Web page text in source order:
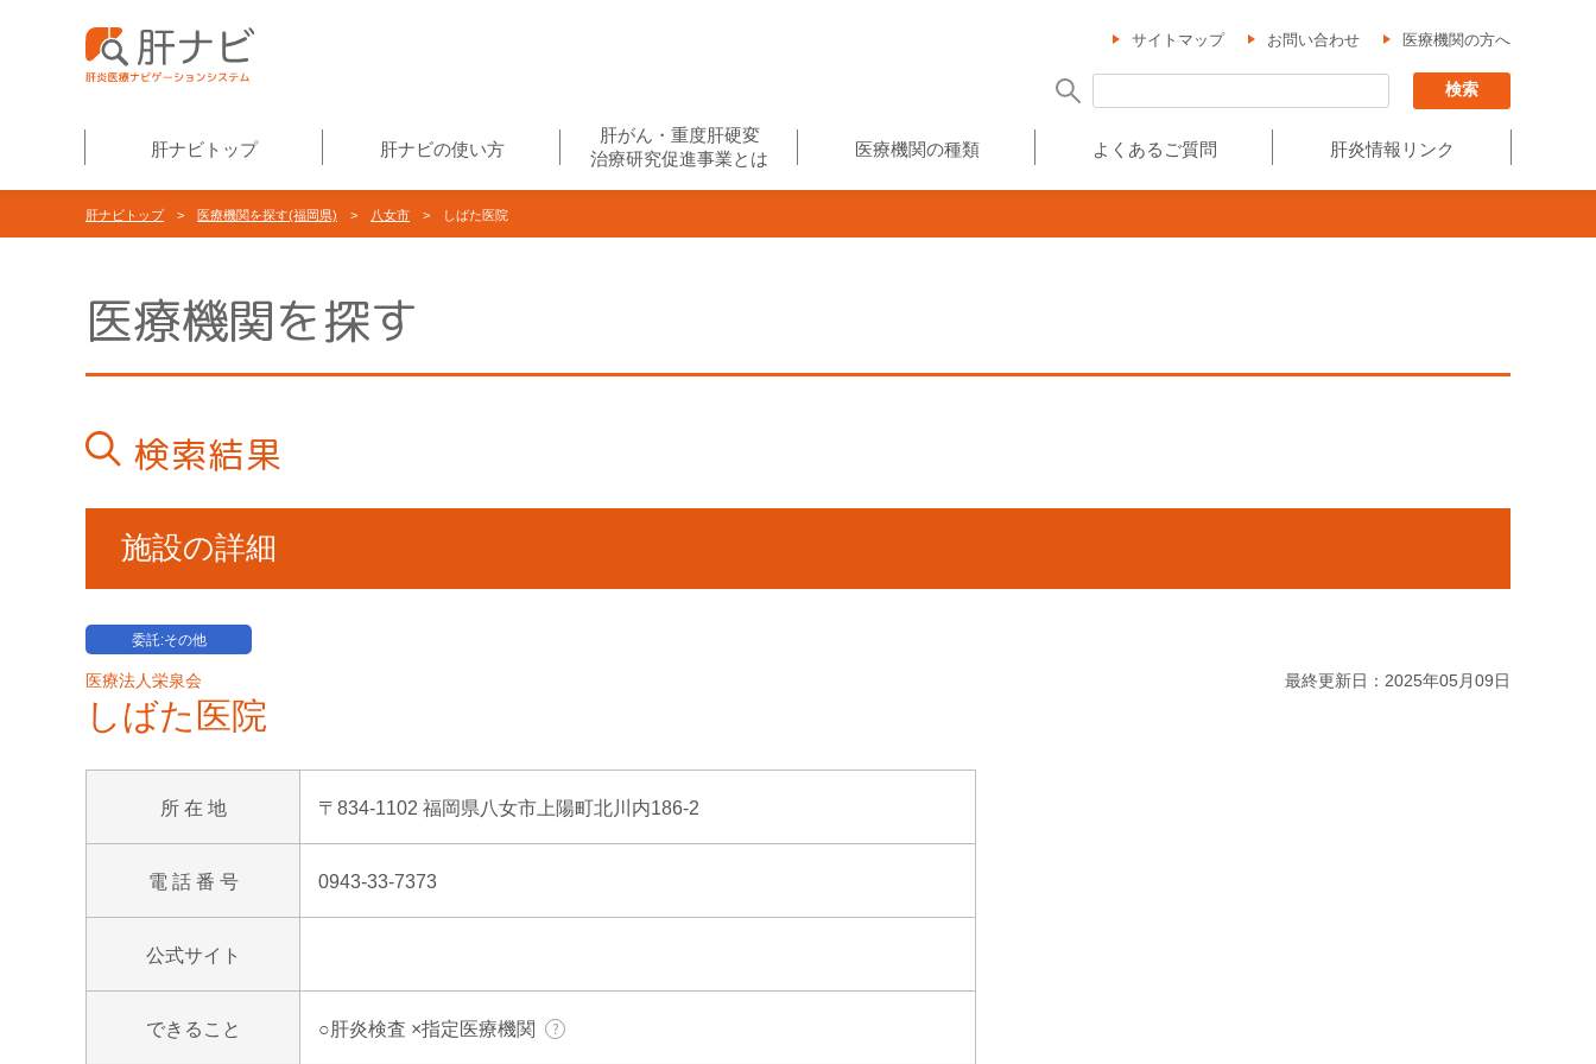
サイトマップ お問い合わせ 医療機関の方へ
肝ナビトップ 肝ナビの使い方
肝がん・重度肝硬変
治療研究促進事業とは
医療機関の種類 よくあるご質問 肝炎情報リンク
肝ナビトップ> 医療機関を探す(福岡県) > 八女市 > しばた医院
医療機関を探す
検索結果
施設の詳細
委託:その他
医療法人栄泉会
しばた医院
所 在 地 〒834-1102 福岡県八女市上陽町北川内186-2
電 話 番 号 0943-33-7373
公式サイト
できること ○肝炎検査 ×指定医療機関
最終更新日：2025年05月09日